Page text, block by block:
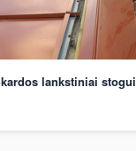
lankstiniai stogui